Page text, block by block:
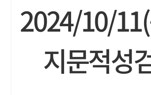
2024/10/
지문적성